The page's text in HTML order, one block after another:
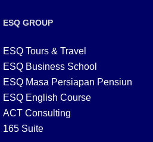
ESQ GROUP
ESQ Tours & Travel
ESQ Business School
ESQ Masa Persiapan Pensiun
ESQ English Course
ACT Consulting
165 Suite